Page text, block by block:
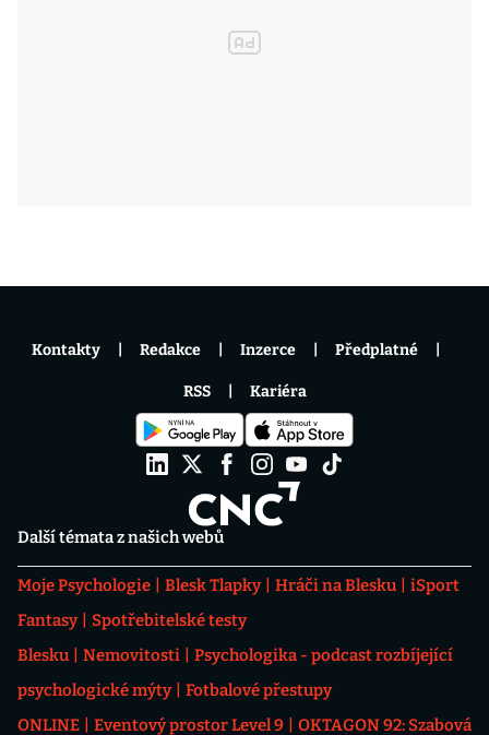
Další témata z našich webů
Moje Psychologie Blesk Tlapky Hráči na Blesku
iSport
Fantasy
Spotřebitelské testy
Blesku
Nemovitosti
Psychologika - podcast rozbíjející
psychologické mýty
Fotbalové přestupy
ONLINE
Eventový prostor Level 9
OKTAGON 92: Szabová
Kontakty Redakce Inzerce Předplatné
RSS Kariéra